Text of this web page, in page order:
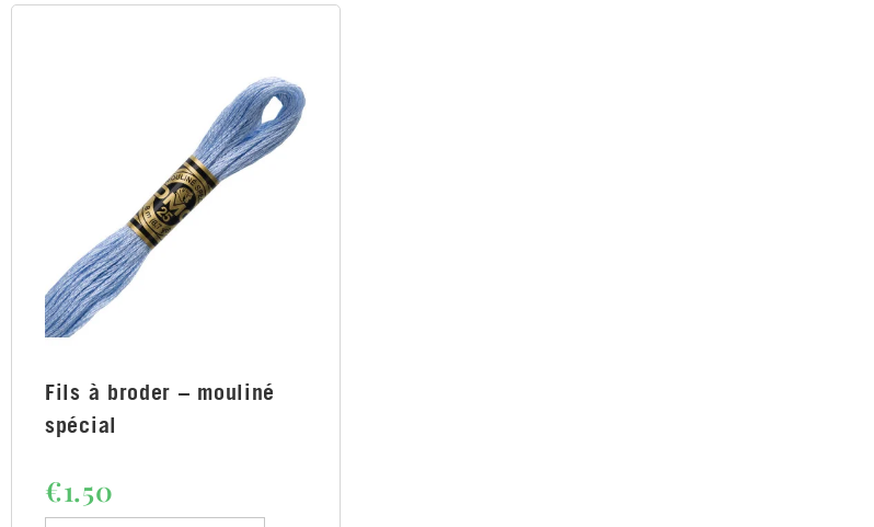
Fils à broder – mouliné
spécial
€1.50